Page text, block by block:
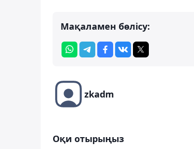
Мақаламен бөлісу:
zkadm
Оқи отырыңыз